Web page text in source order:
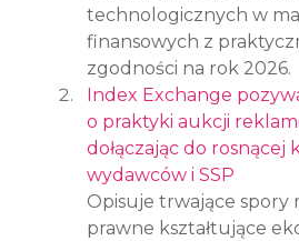
technologicznych w
finansowych z
zgodności na rok 2026.
Index Exchange
o praktyki aukcji
dołączając do rosnącej
wydawców i SSP
Opisuje trwające spory
prawne kształtujące